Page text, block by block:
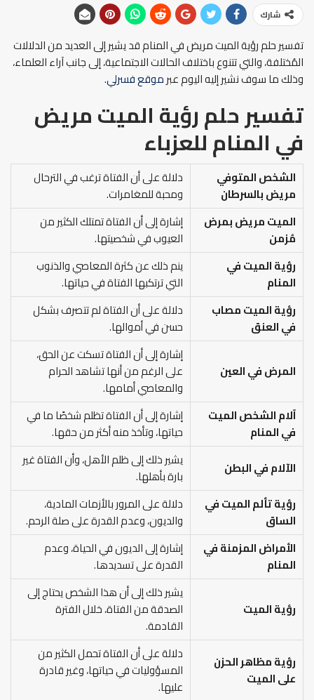
شارك
تفسير حلم رؤية الميت مريض في المنام قد يشير إلى العديد من الدلالات
المُختلفة، والتي تتنوع باختلاف الحالات الاجتماعية، إلى جانب آراء العلماء،
وذلك ما سوف نشير إليه اليوم عبرموقع فسرلي.
تفسير حلم رؤية الميت مريض
في المنامللعزباء
الشخص المتوفي
مريض بالسرطان
دلالة على أن الفتاة ترغب في الترحال
ومحبة للمغامرات.
الميت مريض بمرض
مُزمن
إشارة إلى أن الفتاة تمتلك الكثير من
العيوب في شخصيتها.
رؤية الميت في
المنام
ينم ذلك عن كثرة المعاصي والذنوب
التي ترتكبها الفتاة في حياتها.
رؤية الميت مصاب
في العنق
دلالة على أن الفتاة لم تتصرف بشكل
حسن في أموالها.
المرض في العين
إشارة إلى أن الفتاة تسكت عن الحق،
على الرغم من أنها تشاهد الحرام
والمعاصي أمامها.
آلام الشخص الميت
في المنام
إشارة إلى أن الفتاة تظلم شخصًا ما في
حياتها، وتأخذ منه أكثر من حقها.
الآلام في البطن
يشير ذلك إلى ظلم الأهل، وأن الفتاة غير
بارة بأهلها.
رؤية تألم الميت في
الساق
دلالة على المرور بالأزمات المادية،
والديون، وعدم القدرة على صلة الرحم.
الأمراض المزمنة في
المنام
إشارة إلى الديون في الحياة، وعدم
القدرة على تسديدها.
رؤية الميت
يشير ذلك إلى أن هذا الشخص يحتاج إلى
الصدقة من الفتاة، خلال الفترة
القادمة.
رؤية مظاهر الحزن
على الميت
دلالة على أن الفتاة تحمل الكثير من
المسؤوليات في حياتها، وغير قادرة
عليها.